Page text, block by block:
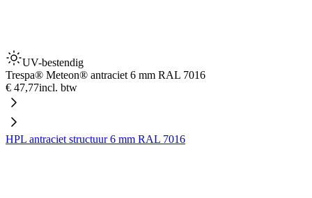
UV-bestendig
Trespa® Meteon® antraciet 6 mm RAL 7016
€ 47,77incl. btw
HPL antraciet structuur 6 mm RAL 7016